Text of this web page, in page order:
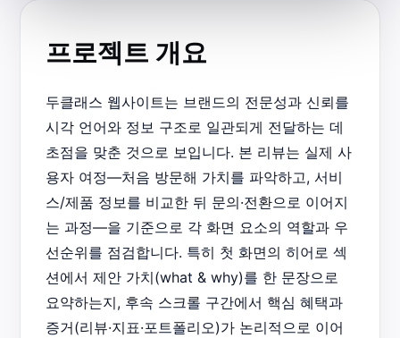
프로젝트 개요
두클래스 웹사이트는 브랜드의 전문성과 신뢰를
시각 언어와 정보 구조로 일관되게 전달하는 데
초점을 맞춘 것으로 보입니다. 본 리뷰는 실제 사
용자 여정—처음 방문해 가치를 파악하고, 서비
스/제품 정보를 비교한 뒤 문의·전환으로 이어지
는 과정—을 기준으로 각 화면 요소의 역할과 우
선순위를 점검합니다. 특히 첫 화면의 히어로 섹
션에서 제안 가치(what & why)를 한 문장으로
요약하는지, 후속 스크롤 구간에서 핵심 혜택과
증거(리뷰·지표·포트폴리오)가 논리적으로 이어